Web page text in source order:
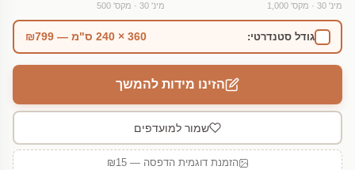
מינ' 30 · מקס' 1,000 מינ' 30 · מקס' 500
גודל סטנדרטי: 360 × 240 ס"מ — ₪799
הזינו מידות להמשך
שמור למועדפים
הזמנת דוגמית הדפסה — ₪15